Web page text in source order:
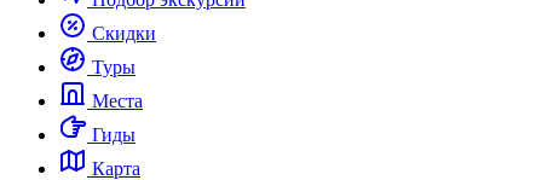
Скидки
Туры
Места
Гиды
Карта